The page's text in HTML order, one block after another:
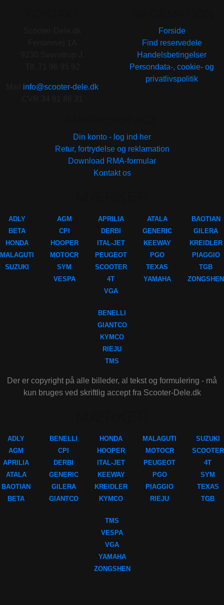
info@scooter-dele.dk
Forside
Find reservedele
Handelsbetingelser
Persondata-, cookie- og
privatlivspolitik
Din konto - log ind her
Retur, fortrydelse og reklamation
Download RMA-formular
Kontakt os
ADLY
BETA
HONDA
MALAGUTI
SUZUKI
AGM
CPI
HOOPER
MOTOCR
SYM
VESPA
APRILIA
DERBI
ITAL-JET
PEUGEOT
SCOOTER
4T
VGA
ATALA
GENERIC
KEEWAY
PGO
TEXAS
YAMAHA
BAOTIAN
GILERA
KREIDLER
PIAGGIO
TGB
ZONGSHEN
BENELLI
GIANTCO
KYMCO
RIEJU
TMS
Der er copyright på alle billeder, al tekst og formulering - må
kun bruges ved skriftlig accept fra Scooter-Dele.dk
ADLY
AGM
APRILIA
ATALA
BAOTIAN
BETA
BENELLI
CPI
DERBI
GENERIC
GILERA
GIANTCO
HONDA
HOOPER
ITAL-JET
KEEWAY
KREIDLER
KYMCO
MALAGUTI
MOTOCR
PEUGEOT
PGO
PIAGGIO
RIEJU
SUZUKI
SCOOTER
4T
SYM
TEXAS
TGB
TMS
VESPA
VGA
YAMAHA
ZONGSHEN